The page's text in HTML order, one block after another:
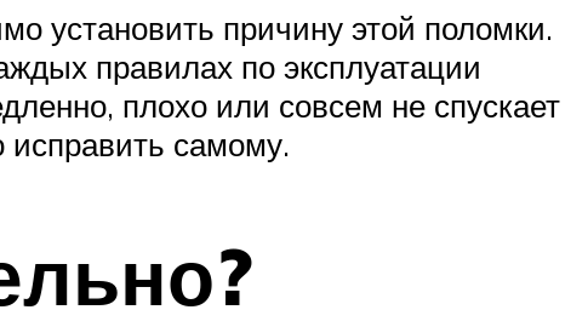
установить причину этой поломки.
правилах по эксплуатации
плохо или совсем не спускает
исправить самому.